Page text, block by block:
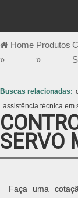
Home
»
Produtos
»
Buscas relacionadas:
assistência técnica em
SERVO
Faça uma